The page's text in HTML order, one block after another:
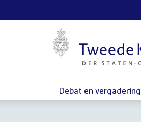
Debat en vergadering